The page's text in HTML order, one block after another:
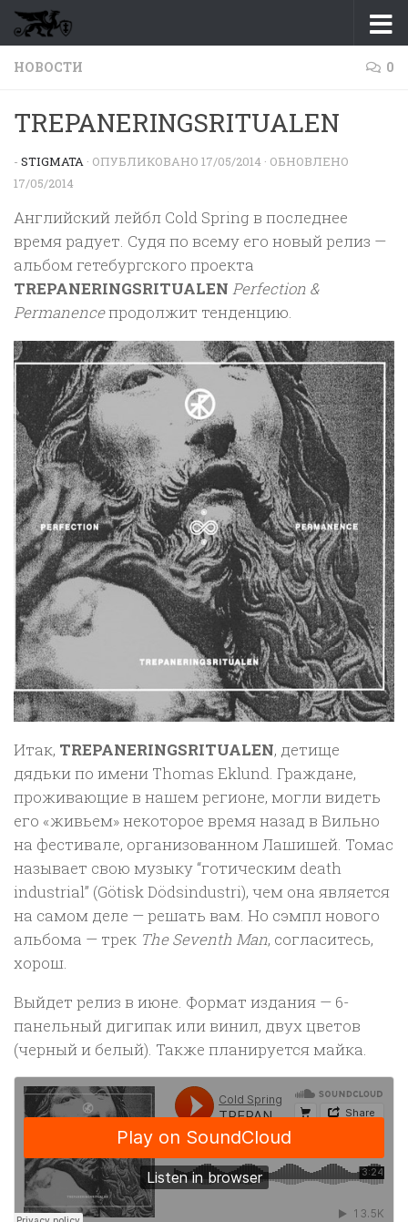
Перейти к содержимому
НОВОСТИ 0
TREPANERINGSRITUALEN
- STIGMATA · ОПУБЛИКОВАНО 17/05/2014 · ОБНОВЛЕНО
17/05/2014
Английский лейбл Cold Spring в последнее
время радует. Судя по всему его новый релиз —
альбом гетебургского проекта
TREPANERINGSRITUALEN Perfection &
Permanenceпродолжит тенденцию.
Итак, TREPANERINGSRITUALEN, детище
дядьки по имени Thomas Eklund. Граждане,
проживающие в нашем регионе, могли видеть
его «живьем» некоторое время назад в Вильно
на фестивале, организованном Лашишей. Томас
называет свою музыку “готическим death
industrial” (Götisk Dödsindustri), чем она является
на самом деле — решать вам. Но сэмпл нового
альбома — трек The Seventh Man, согласитесь,
хорош.
Выйдет релиз в июне. Формат издания — 6-
панельный дигипак или винил, двух цветов
(черный и белый). Также планируется майка.